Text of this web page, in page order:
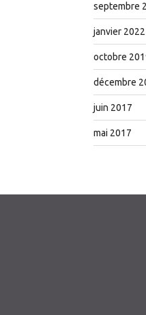
septembre
janvier 2022
octobre
décembre
juin 2017
mai 2017